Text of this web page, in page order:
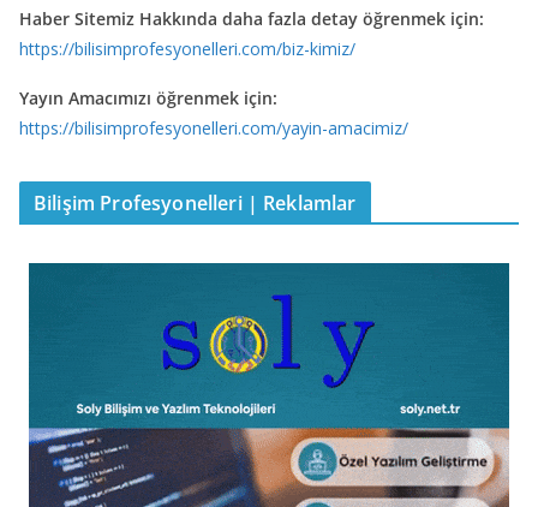
Haber Sitemiz Hakkında daha fazla detay öğrenmek için:
https://bilisimprofesyonelleri.com/biz-kimiz/
Yayın Amacımızı öğrenmek için:
https://bilisimprofesyonelleri.com/yayin-amacimiz/
Bilişim Profesyonelleri | Reklamlar